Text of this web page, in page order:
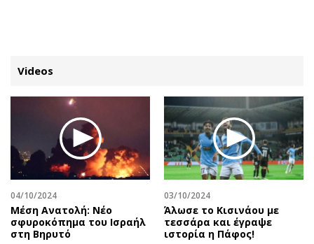
ΚΑΤΗΓΟΡΙΕΣ ΣΥΝΔΕΣΗ
Κύπρος
Παιδεία
Υγεία
Πολιτική
Βουλευτικές 2026
Απόψεις
Αρθρογραφία
The Hill
Υγεία
Αγγελίες
Videos
04/10/2024
Mέση Ανατολή: Νέο
σφυροκόπημα του Ισραήλ
στη Βηρυτό
03/10/2024
Άλωσε το Κισινάου με
τεσσάρα και έγραψε
ιστορία η Πάφος!